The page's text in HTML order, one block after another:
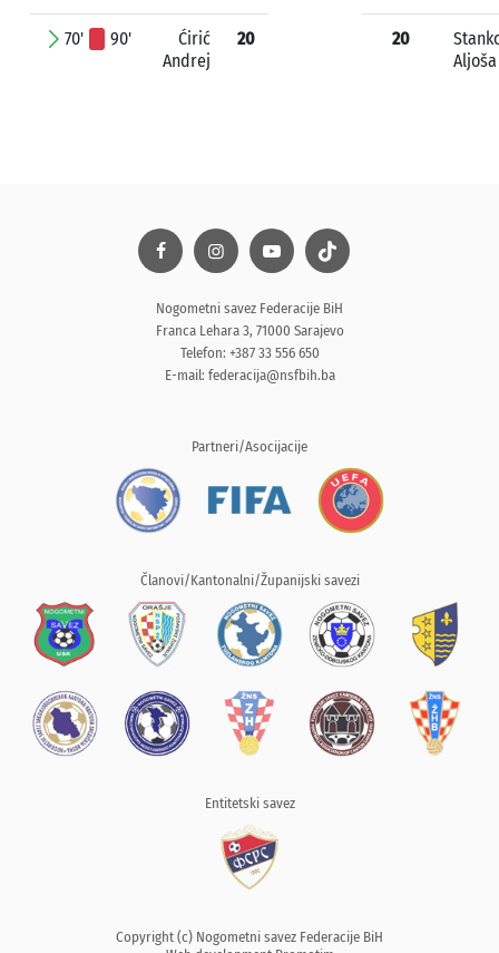
70' 90'
Ćirić
Andrej
20 20
Aljoša
Nogometni savez Federacije BiH
Franca Lehara 3, 71000 Sarajevo
Telefon: +387 33 556 650
E-mail: federacija@nsfbih.ba
Partneri/Asocijacije
Članovi/Kantonalni/Županijski savezi
Entitetski savez
Copyright (c) Nogometni savez Federacije BiH